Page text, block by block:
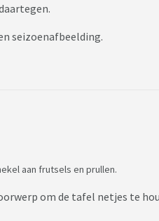
seizoenafbeelding.
aan frutsels en prullen.
om de tafel netjes te